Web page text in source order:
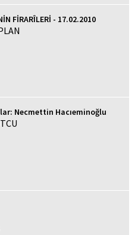
FİRARÎLERİ - 17.02.2010
Necmettin Hacıeminoğlu